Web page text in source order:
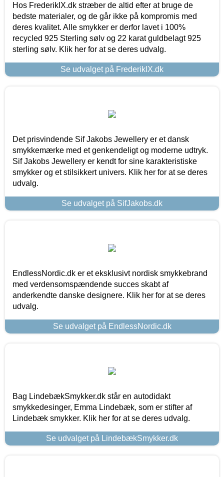
Hos FrederikIX.dk stræber de altid efter at bruge de
bedste materialer, og de går ikke på kompromis med
deres kvalitet. Alle smykker er derfor lavet i 100%
recycled 925 Sterling sølv og 22 karat guldbelagt 925
sterling sølv. Klik her for at se deres udvalg.
Se udvalget på FrederikIX.dk
Det prisvindende Sif Jakobs Jewellery er et dansk
smykkemærke med et genkendeligt og moderne udtryk.
Sif Jakobs Jewellery er kendt for sine karakteristiske
smykker og et stilsikkert univers. Klik her for at se deres
udvalg.
Se udvalget på SifJakobs.dk
EndlessNordic.dk er et eksklusivt nordisk smykkebrand
med verdensomspændende succes skabt af
anderkendte danske designere. Klik her for at se deres
udvalg.
Se udvalget på EndlessNordic.dk
Bag LindebækSmykker.dk står en autodidakt
smykkedesinger, Emma Lindebæk, som er stifter af
Lindebæk smykker. Klik her for at se deres udvalg.
Se udvalget på LindebækSmykker.dk